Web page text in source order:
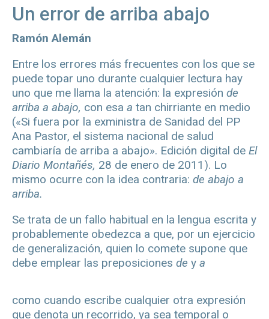
Un error de arriba abajo
Ramón Alemán
Entre los errores más frecuentes con los que se
puede topar uno durante cualquier lectura hay
uno que me llama la atención: la expresión de
arriba a abajo, con esa a tan chirriante en medio
(«Si fuera por la exministra de Sanidad del PP
Ana Pastor, el sistema nacional de salud
cambiaría de arriba a abajo». Edición digital de El
Diario Montañés, 28 de enero de 2011). Lo
mismo ocurre con la idea contraria: de abajo a
arriba.
Se trata de un fallo habitual en la lengua escrita y
probablemente obedezca a que, por un ejercicio
de generalización, quien lo comete supone que
debe emplear las preposiciones de y a
como cuando escribe cualquier otra expresión
que denota un recorrido, ya sea temporal o